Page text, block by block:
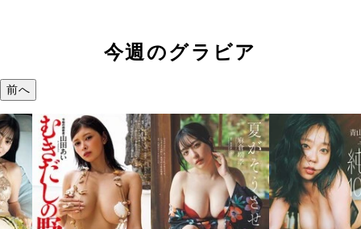
今週のグラビア
前へ
溝端 葵『もう